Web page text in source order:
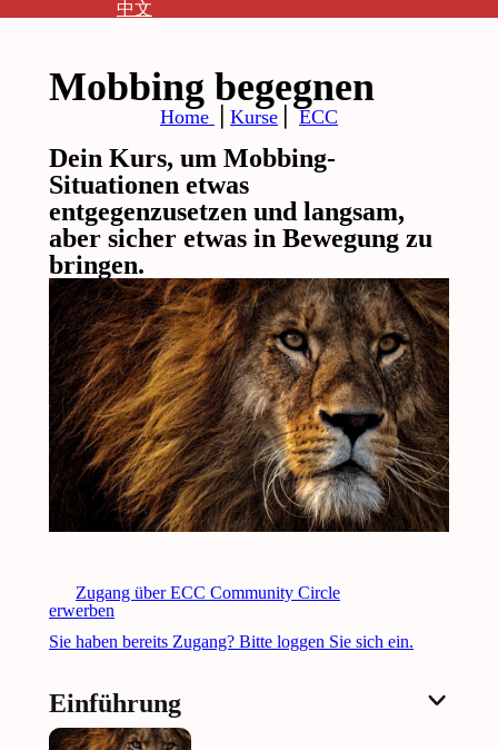
中文
Mobbing begegnen
Home Kurse ECC
Dein Kurs, um Mobbing-
Situationen etwas
entgegenzusetzen und langsam,
aber sicher etwas in Bewegung zu
bringen.
Zugang über ECC Community Circle
erwerben
Sie haben bereits Zugang? Bitte loggen Sie sich ein.
Einführung